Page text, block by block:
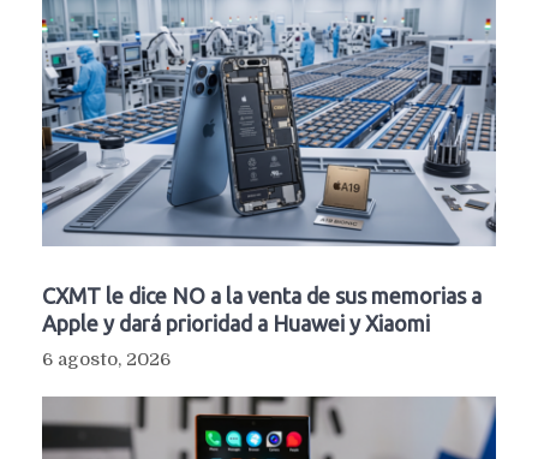
CXMT le dice NO a la venta de sus memorias a
Apple y dará prioridad a Huawei y Xiaomi
6 agosto, 2026